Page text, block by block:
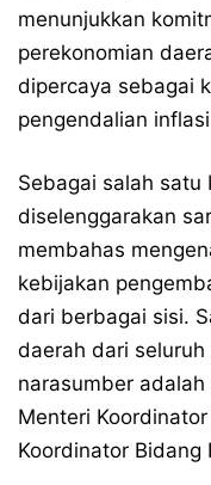
menunjukkan
perekonomian
dipercaya sebagai
pengendalian
Sebagai salah satu
diselenggarakan
membahas
kebijakan
dari berbagai sisi.
daerah dari
narasumber
Menteri
Koordinator Bidang